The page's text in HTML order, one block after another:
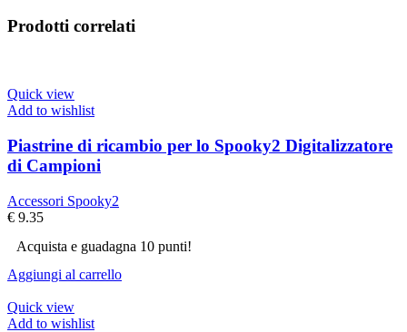
Prodotti correlati
Quick view
Add to wishlist
Piastrine di ricambio per lo Spooky2 Digitalizzatore
di Campioni
Accessori Spooky2
€ 9.35
Acquista e guadagna 10 punti!
Aggiungi al carrello
Quick view
Add to wishlist